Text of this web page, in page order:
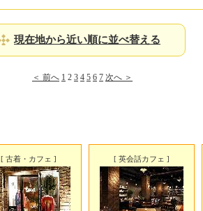
現在地から近い順に並べ替える
＜ 前へ 1 2 3 4 5 6 7 次へ ＞
[ 古着・カフェ ] [ 英会話カフェ ]